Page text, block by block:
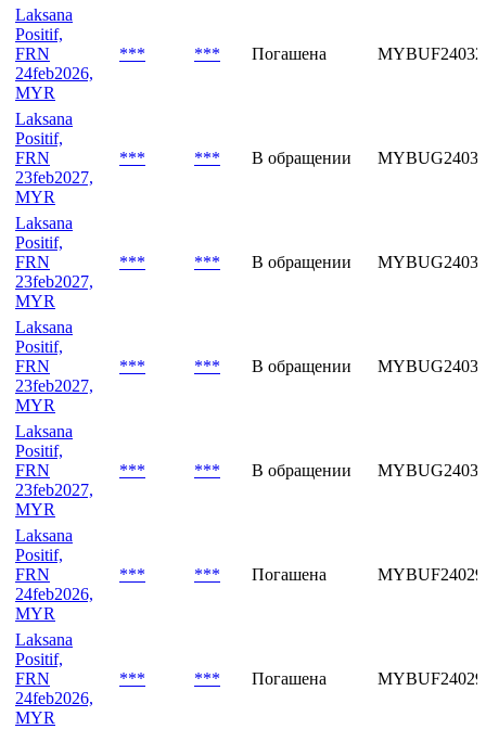
Laksana
Positif,
FRN
24feb2026,
MYR
*** *** Погашена
Laksana
Positif,
FRN
23feb2027,
MYR
*** *** В обращении
Laksana
Positif,
FRN
23feb2027,
MYR
*** *** В обращении
Laksana
Positif,
FRN
23feb2027,
MYR
*** *** В обращении
Laksana
Positif,
FRN
23feb2027,
MYR
*** *** В обращении
Laksana
Positif,
FRN
24feb2026,
MYR
*** *** Погашена
Laksana
Positif,
FRN
24feb2026,
MYR
*** *** Погашена